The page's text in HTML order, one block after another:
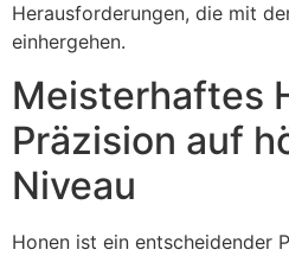
Herausforderungen, die mit
einhergehen.
Meisterhaftes
Präzision auf
Niveau
Honen ist ein entscheidender